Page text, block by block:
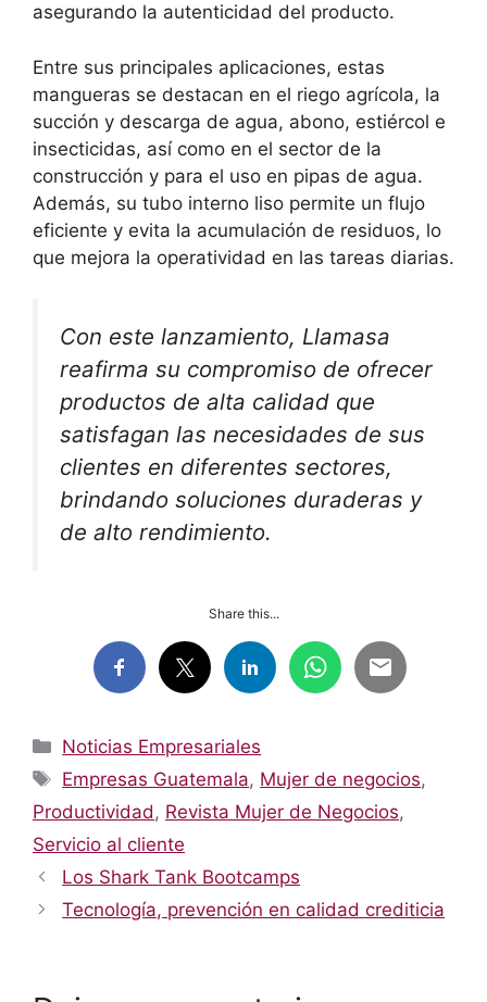
asegurando la autenticidad del producto.
Entre sus principales aplicaciones, estas
mangueras se destacan en el riego agrícola, la
succión y descarga de agua, abono, estiércol e
insecticidas, así como en el sector de la
construcción y para el uso en pipas de agua.
Además, su tubo interno liso permite un flujo
eficiente y evita la acumulación de residuos, lo
que mejora la operatividad en las tareas diarias.
Con este lanzamiento, Llamasa
reafirma su compromiso de ofrecer
productos de alta calidad que
satisfagan las necesidades de sus
clientes en diferentes sectores,
brindando soluciones duraderas y
de alto rendimiento.
Share this...
Categorías
Noticias Empresariales
Etiquetas
Empresas Guatemala, Mujer de negocios,
Productividad, Revista Mujer de Negocios,
Servicio al cliente
Los Shark Tank Bootcamps
Tecnología, prevención en calidad crediticia